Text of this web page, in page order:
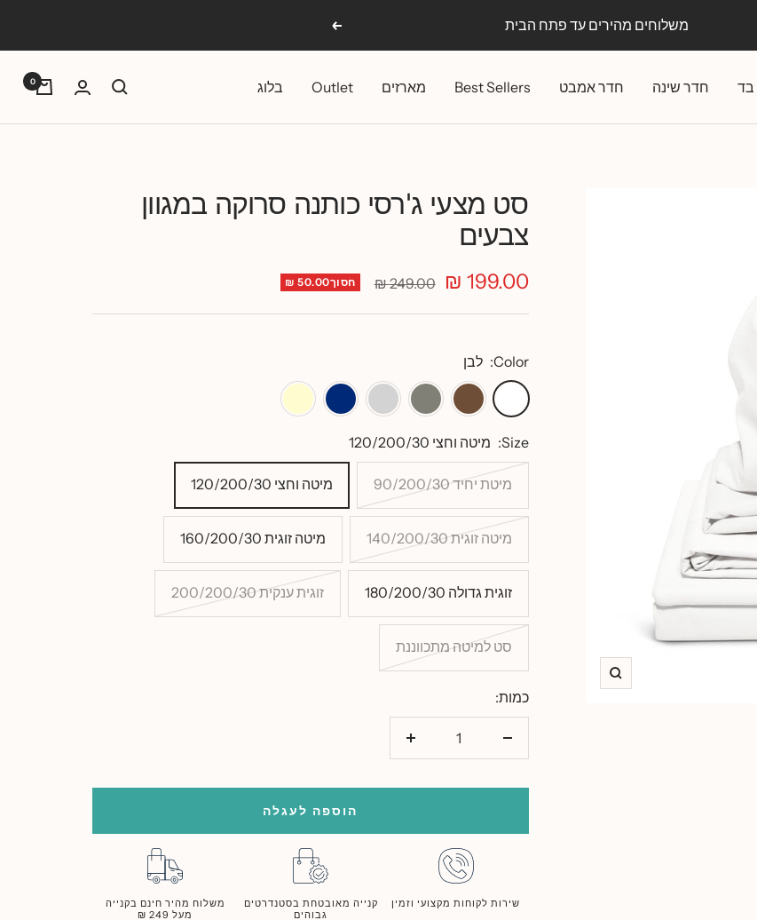
משלוחים מהירים עד פתח הבית הבא
בד חדר שינה חדר אמבט Best Sellers מארזים Outlet בלוג 0
זום
סט מצעי ג'רסי כותנה סרוקה במגוון
צבעים
מחיר
מבצע
199.00 ₪
מחיר
249.00 ₪ חסוך50.00 ₪
Color:
לבן
לבן
קפה
אפור
בטון
אפור
בהיר
כחול
מרין
שמנת
Size: מיטה וחצי 120/200/30
מיטת יחיד 90/200/30 מיטה וחצי 120/200/30
מיטה זוגית 140/200/30 מיטה זוגית 160/200/30
זוגית גדולה 180/200/30 זוגית ענקית 200/200/30
סט למיטה מתכווננת
כמות:
הוסף
הוספה לעגלה
שירות לקוחות מקצועי וזמין
קנייה מאובטחת בסטנדרטים
גבוהים
משלוח מהיר חינם בקנייה
מעל 249 ₪